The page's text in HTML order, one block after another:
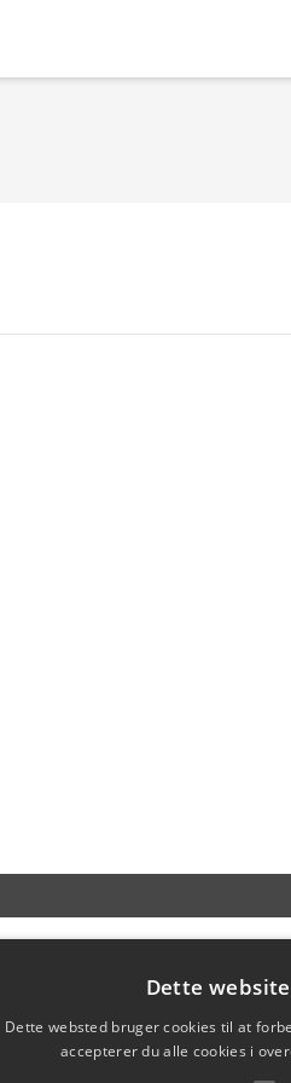
Dette
Dette websted bruger cookies til at
accepterer du alle cookies i